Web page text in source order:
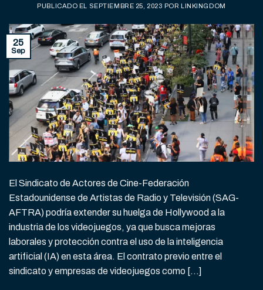
PUBLICADO EL SEPTIEMBRE 25, 2023 POR LINKINGDOM
25
Sep
El Sindicato de Actores de Cine-Federación
Estadounidense de Artistas de Radio y Televisión (SAG-
AFTRA) podría extender su huelga de Hollywood a la
industria de los videojuegos, ya que busca mejoras
laborales y protección contra el uso de la inteligencia
artificial (IA) en esta área. El contrato previo entre el
sindicato y empresas de videojuegos como […]